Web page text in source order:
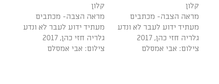
קלון
מראה הצבה- מכתבים
מעתיד ידוע לעבר לא ונדע
גלריה חזי כהן, 2017
צילום: אבי אמסלם
קלון
מראה הצבה- מכתבים
מעתיד ידוע לעבר לא ונדע
גלריה חזי כהן, 2017
צילום: אבי אמסלם